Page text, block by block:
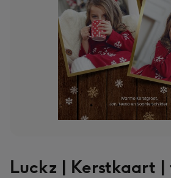
Luckz | Kerstkaart